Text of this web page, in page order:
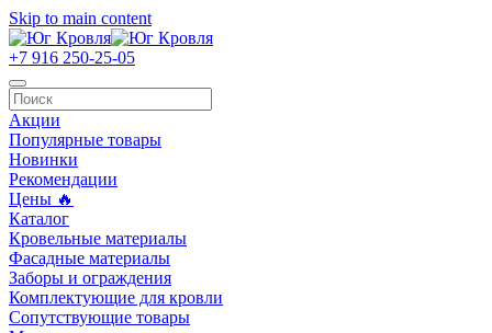
Skip to main content
+7 916 250-25-05
Акции
Популярные товары
Новинки
Рекомендации
Цены 🔥
Каталог
Кровельные материалы
Фасадные материалы
Заборы и ограждения
Комплектующие для кровли
Сопутствующие товары